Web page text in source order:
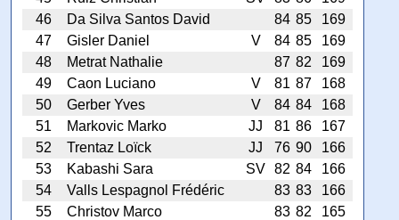
46
Da Silva Santos David 84 85
169
47
Gisler Daniel V 84 85
169
48
Metrat Nathalie 87 82
169
49
Caon Luciano V 81 87
168
50
Gerber Yves V 84 84
168
51
Markovic Marko JJ 81 86
167
52
Trentaz Loïck JJ 76 90
166
53
Kabashi Sara SV 82 84
166
54
Valls Lespagnol Frédéric 83 83
166
55
Christov Marco 83 82
165